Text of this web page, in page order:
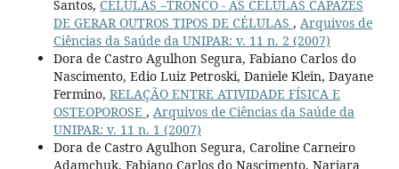
Santos, CÉLULAS –TRONCO - AS CÉLULAS CAPAZES
DE GERAR OUTROS TIPOS DE CÉLULAS , Arquivos de
Ciências da Saúde da UNIPAR: v. 11 n. 2 (2007)
Dora de Castro Agulhon Segura, Fabiano Carlos do
Nascimento, Edio Luiz Petroski, Daniele Klein, Dayane
Fermino, RELAÇÃO ENTRE ATIVIDADE FÍSICA E
OSTEOPOROSE , Arquivos de Ciências da Saúde da
UNIPAR: v. 11 n. 1 (2007)
Dora de Castro Agulhon Segura, Caroline Carneiro
Adamchuk, Fabiano Carlos do Nascimento, Narjara